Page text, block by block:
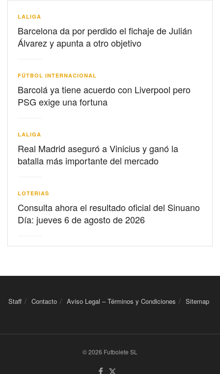
LALIGA
Barcelona da por perdido el fichaje de Julián
Álvarez y apunta a otro objetivo
FÚTBOL INTERNACIONAL
Barcolá ya tiene acuerdo con Liverpool pero
PSG exige una fortuna
LALIGA
Real Madrid aseguró a Vinicius y ganó la
batalla más importante del mercado
LOTERIAS
Consulta ahora el resultado oficial del Sinuano
Día: jueves 6 de agosto de 2026
Staff Contacto Aviso Legal – Términos y Condiciones Sitemap
© 2026 Futbolete SL